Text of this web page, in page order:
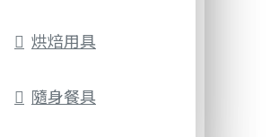
烘焙用具
隨身餐具